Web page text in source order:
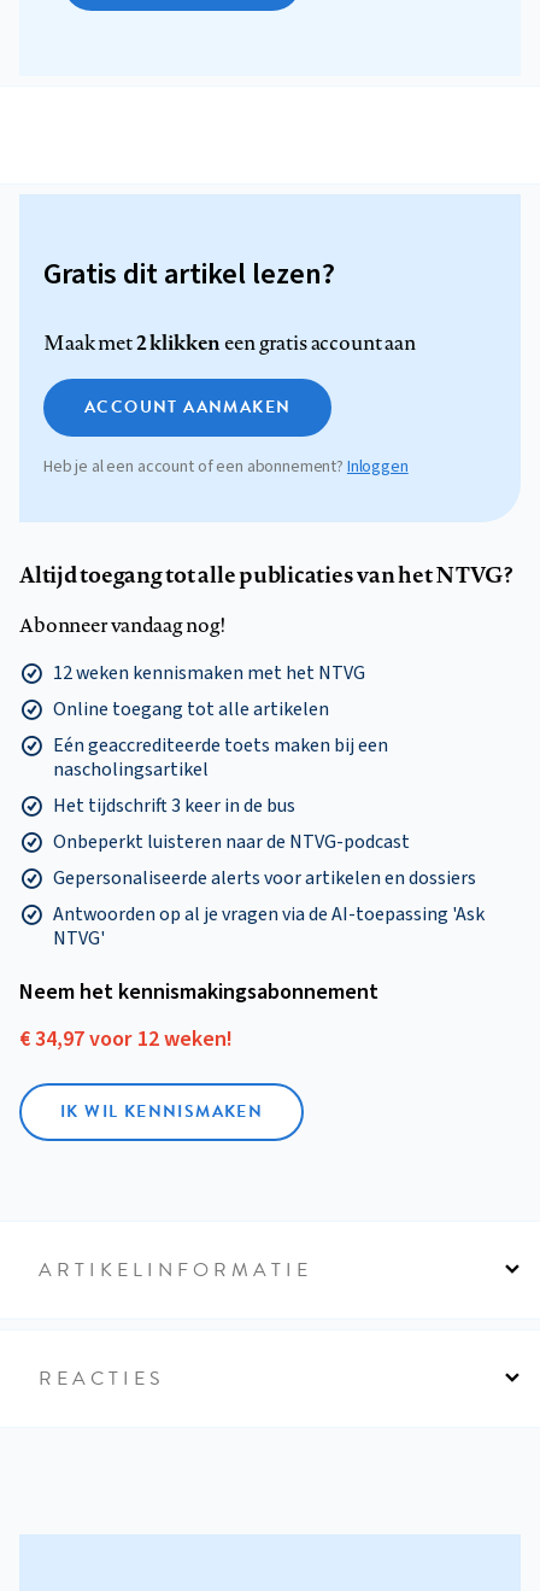
Gratis dit artikel lezen?
Maak met2 klikkeneen gratis account aan
ACCOUNT AANMAKEN
Heb je al een account of een abonnement? Inloggen
Altijd toegang tot alle publicaties van het NTVG?
Abonneer vandaag nog!
12 weken kennismaken met het NTVG
Online toegang tot alle artikelen
Eén geaccrediteerde toets maken bij een
nascholingsartikel
Het tijdschrift 3 keer in de bus
Onbeperkt luisteren naar de NTVG-podcast
Gepersonaliseerde alerts voor artikelen en dossiers
Antwoorden op al je vragen via de AI-toepassing 'Ask
NTVG'
Neem het kennismakings­abonnement
€ 34,97 voor 12 weken!
IK WIL KENNISMAKEN
ARTIKELINFORMATIE
REACTIES